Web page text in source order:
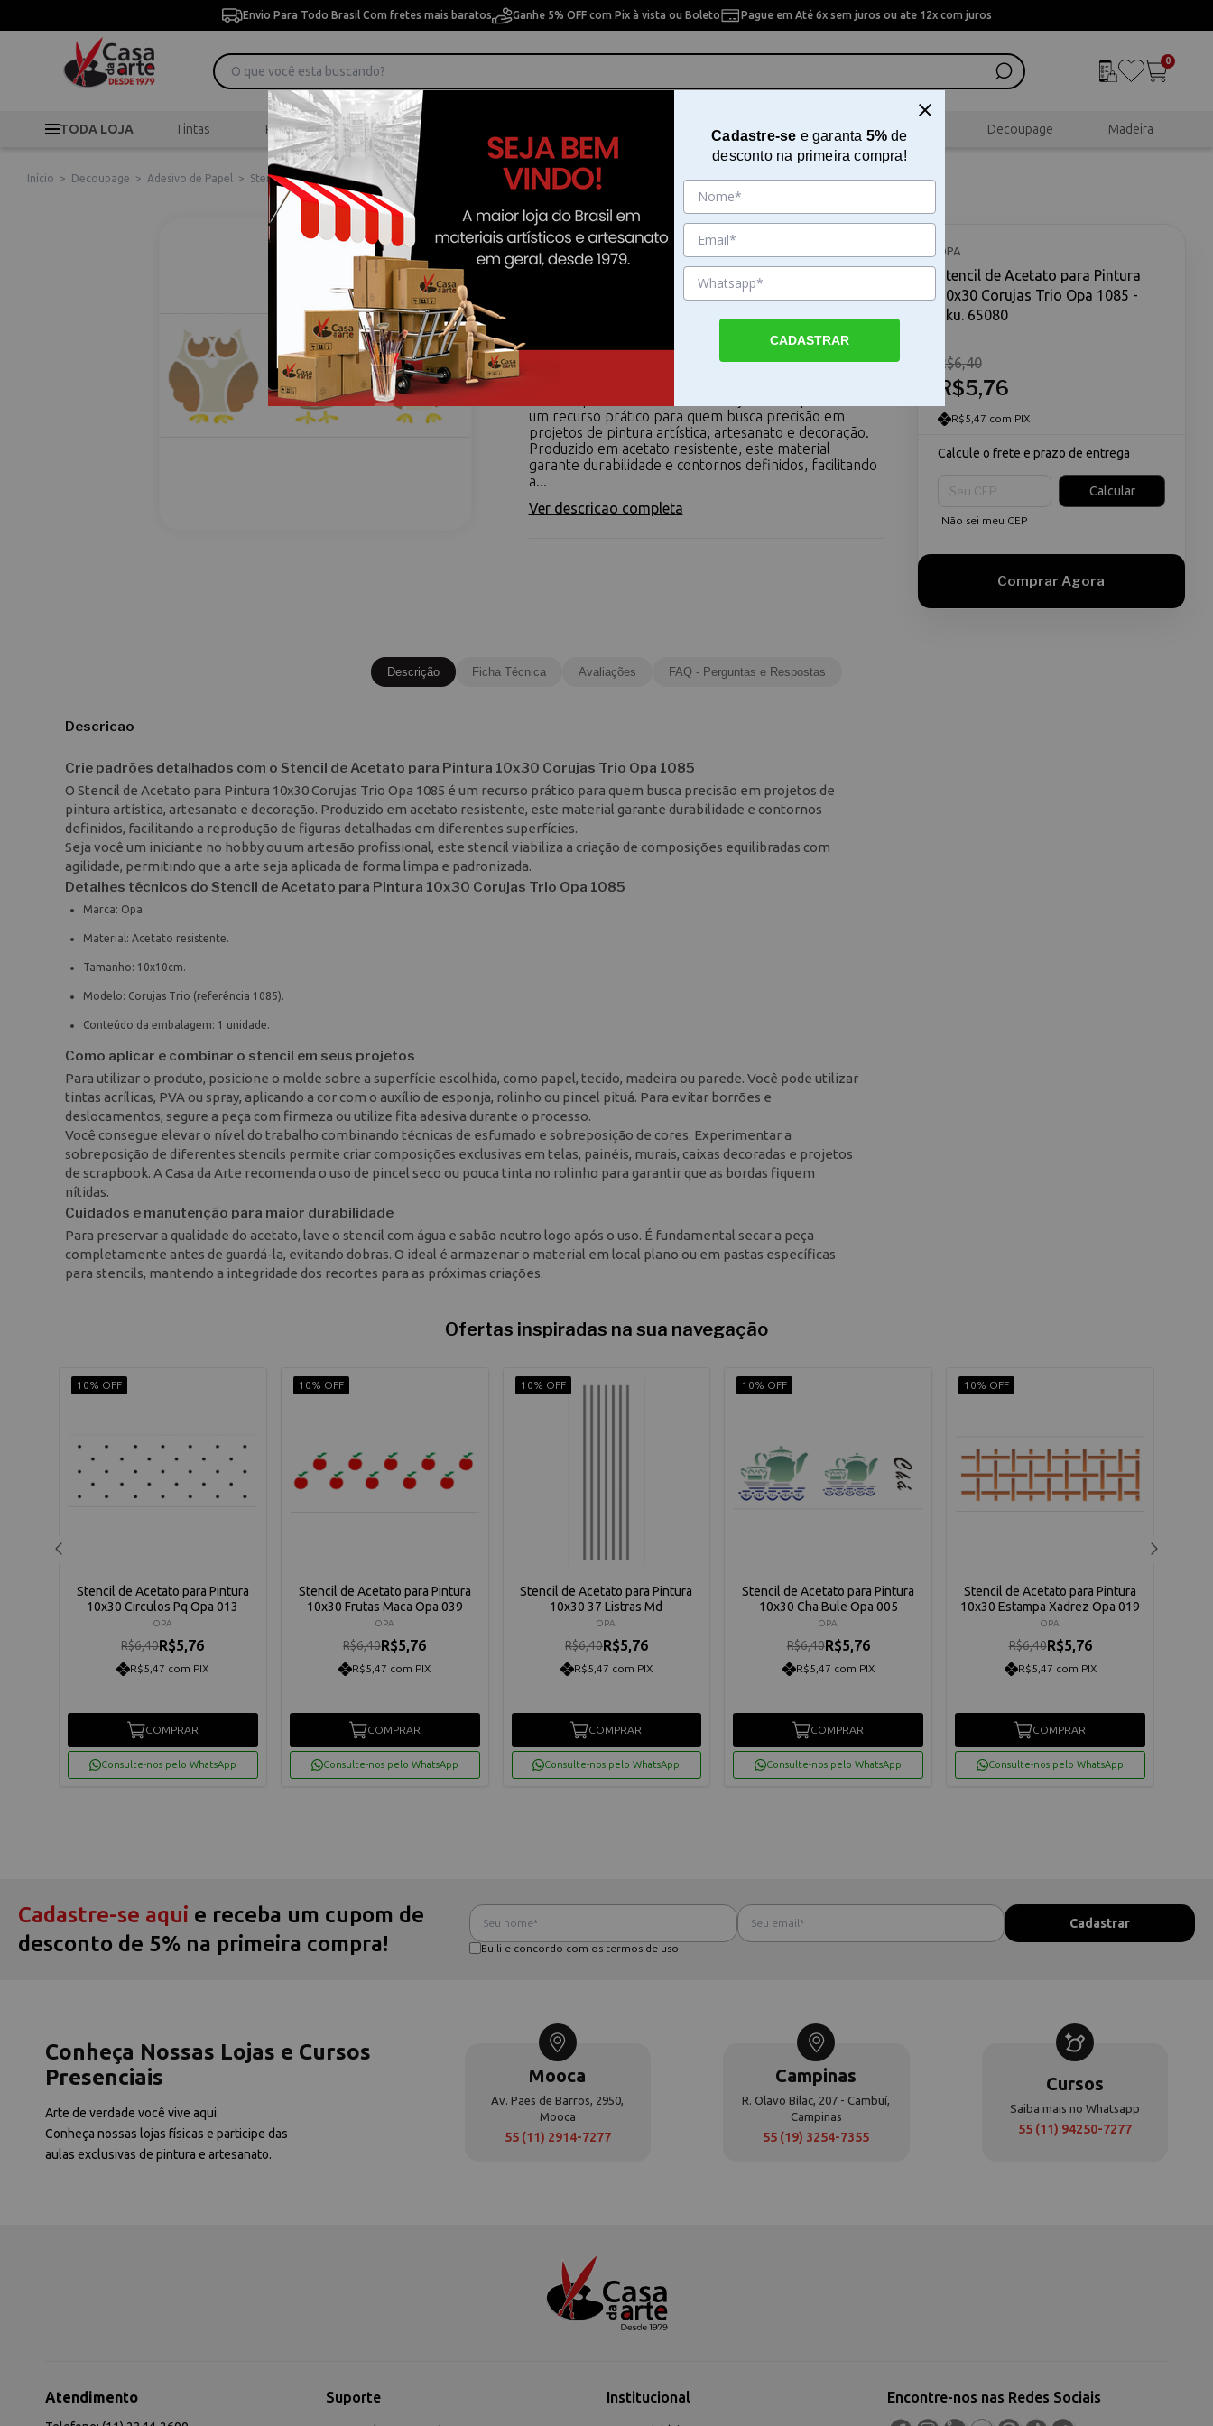
Envio Para Todo Brasil Com fretes mais baratos Ganhe 5% OFF com Pix à vista ou Boleto Pague em Até 6x sem juros ou ate 12x com juros
0
TODA LOJA Tintas Pincéis Desenho Pintura Artesanal Scrapbook Decoupage Madeira
Início > Decoupage > Adesivo de Papel > Stencil de Acetato para Pintura 10x30 Corujas Trio Opa 1085
Stencil de Acetato para Pintura 10x30
Corujas Trio Opa 1085
Crie padrões detalhados com o Stencil de Acetato para
um recurso prático para quem busca precisão em
projetos de pintura artística, artesanato e decoração.
Produzido em acetato resistente, este material
garante durabilidade e contornos definidos, facilitando
a...
Ver descricao completa
OPA
Stencil de Acetato para Pintura
10x30 Corujas Trio Opa 1085 -
Sku. 65080
R$5,76
R$6,40
R$5,47 com PIX
Calcule o frete e prazo de entrega
Calcular
Não sei meu CEP
Descrição Ficha Técnica Avaliações FAQ - Perguntas e Respostas
Descricao
Crie padrões detalhados com o Stencil de Acetato para Pintura 10x30 Corujas Trio Opa 1085
O Stencil de Acetato para Pintura 10x30 Corujas Trio Opa 1085 é um recurso prático para quem busca precisão em projetos de
pintura artística, artesanato e decoração. Produzido em acetato resistente, este material garante durabilidade e contornos
definidos, facilitando a reprodução de figuras detalhadas em diferentes superfícies.
Seja você um iniciante no hobby ou um artesão profissional, este stencil viabiliza a criação de composições equilibradas com
agilidade, permitindo que a arte seja aplicada de forma limpa e padronizada.
Detalhes técnicos do Stencil de Acetato para Pintura 10x30 Corujas Trio Opa 1085
Marca: Opa.
Material: Acetato resistente.
Tamanho: 10x10cm.
Modelo: Corujas Trio (referência 1085).
Conteúdo da embalagem: 1 unidade.
Como aplicar e combinar o stencil em seus projetos
Para utilizar o produto, posicione o molde sobre a superfície escolhida, como papel, tecido, madeira ou parede. Você pode utilizar
tintas acrílicas, PVA ou spray, aplicando a cor com o auxílio de esponja, rolinho ou pincel pituá. Para evitar borrões e
deslocamentos, segure a peça com firmeza ou utilize fita adesiva durante o processo.
Você consegue elevar o nível do trabalho combinando técnicas de esfumado e sobreposição de cores. Experimentar a
sobreposição de diferentes stencils permite criar composições exclusivas em telas, painéis, murais, caixas decoradas e projetos
de scrapbook. A Casa da Arte recomenda o uso de pincel seco ou pouca tinta no rolinho para garantir que as bordas fiquem
nítidas.
Cuidados e manutenção para maior durabilidade
Para preservar a qualidade do acetato, lave o stencil com água e sabão neutro logo após o uso. É fundamental secar a peça
completamente antes de guardá-la, evitando dobras. O ideal é armazenar o material em local plano ou em pastas específicas
para stencils, mantendo a integridade dos recortes para as próximas criações.
Ofertas inspiradas na sua navegação
10% OFF
Stencil de Acetato para Pintura
10x30 Circulos Pq Opa 013
OPA
R$6,40R$5,76
R$5,47 com PIX
COMPRAR
Consulte-nos pelo WhatsApp
10% OFF
Stencil de Acetato para Pintura
10x30 Frutas Maca Opa 039
OPA
R$6,40R$5,76
R$5,47 com PIX
COMPRAR
Consulte-nos pelo WhatsApp
10% OFF
Stencil de Acetato para Pintura
10x30 37 Listras Md
OPA
R$6,40R$5,76
R$5,47 com PIX
COMPRAR
Consulte-nos pelo WhatsApp
10% OFF
Stencil de Acetato para Pintura
10x30 Cha Bule Opa 005
OPA
R$6,40R$5,76
R$5,47 com PIX
COMPRAR
Consulte-nos pelo WhatsApp
10% OFF
Stencil de Acetato para Pintura
10x30 Estampa Xadrez Opa 019
OPA
R$6,40R$5,76
R$5,47 com PIX
COMPRAR
Consulte-nos pelo WhatsApp
Cadastre-se aqui e receba um cupom de
desconto de 5% na primeira compra!
Eu li e concordo com os termos de uso
Conheça Nossas Lojas e Cursos
Presenciais
Arte de verdade você vive aqui.
Conheça nossas lojas físicas e participe das
aulas exclusivas de pintura e artesanato.
Mooca
Av. Paes de Barros, 2950,
Mooca
55 (11) 2914-7277
Campinas
R. Olavo Bilac, 207 - Cambuí,
Campinas
55 (19) 3254-7355
Cursos
Saiba mais no Whatsapp
55 (11) 94250-7277
Atendimento Suporte Institucional Encontre-nos nas Redes Sociais
Cadastre-se e garanta 5%de
desconto na primeira compra!
CADASTRAR